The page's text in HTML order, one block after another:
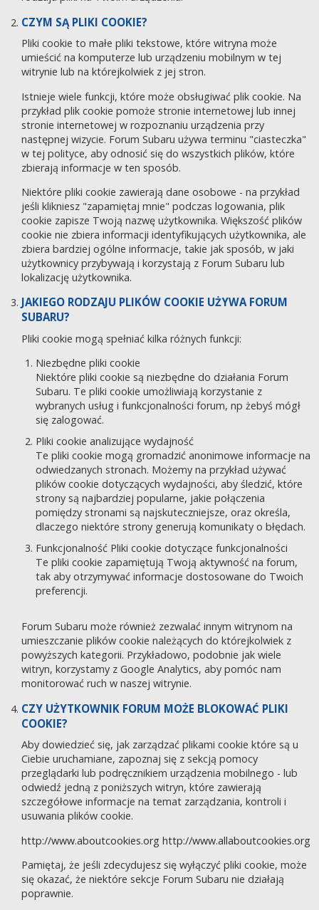
CZYM SĄ PLIKI COOKIE?
Pliki cookie to małe pliki tekstowe, które witryna może
umieścić na komputerze lub urządzeniu mobilnym w tej
witrynie lub na którejkolwiek z jej stron.
Istnieje wiele funkcji, które może obsługiwać plik cookie. Na
przykład plik cookie pomoże stronie internetowej lub innej
stronie internetowej w rozpoznaniu urządzenia przy
następnej wizycie. Forum Subaru używa terminu "ciasteczka"
w tej polityce, aby odnosić się do wszystkich plików, które
zbierają informacje w ten sposób.
Niektóre pliki cookie zawierają dane osobowe - na przykład
jeśli klikniesz "zapamiętaj mnie" podczas logowania, plik
cookie zapisze Twoją nazwę użytkownika. Większość plików
cookie nie zbiera informacji identyfikujących użytkownika, ale
zbiera bardziej ogólne informacje, takie jak sposób, w jaki
użytkownicy przybywają i korzystają z Forum Subaru lub
lokalizację użytkownika.
JAKIEGO RODZAJU PLIKÓW COOKIE UŻYWA FORUM
SUBARU?
Pliki cookie mogą spełniać kilka różnych funkcji:
Niezbędne pliki cookie
Niektóre pliki cookie są niezbędne do działania Forum
Subaru. Te pliki cookie umożliwiają korzystanie z
wybranych usług i funkcjonalności forum, np żebyś mógł
się zalogować.
Pliki cookie analizujące wydajność
Te pliki cookie mogą gromadzić anonimowe informacje na
odwiedzanych stronach. Możemy na przykład używać
plików cookie dotyczących wydajności, aby śledzić, które
strony są najbardziej popularne, jakie połączenia
pomiędzy stronami są najskuteczniejsze, oraz określa,
dlaczego niektóre strony generują komunikaty o błędach.
Funkcjonalność Pliki cookie dotyczące funkcjonalności
Te pliki cookie zapamiętują Twoją aktywność na forum,
tak aby otrzymywać informacje dostosowane do Twoich
preferencji.
Forum Subaru może również zezwalać innym witrynom na
umieszczanie plików cookie należących do którejkolwiek z
powyższych kategorii. Przykładowo, podobnie jak wiele
witryn, korzystamy z Google Analytics, aby pomóc nam
monitorować ruch w naszej witrynie.
CZY UŻYTKOWNIK FORUM MOŻE BLOKOWAĆ PLIKI
COOKIE?
Aby dowiedzieć się, jak zarządzać plikami cookie które są u
Ciebie uruchamiane, zapoznaj się z sekcją pomocy
przeglądarki lub podręcznikiem urządzenia mobilnego - lub
odwiedź jedną z poniższych witryn, które zawierają
szczegółowe informacje na temat zarządzania, kontroli i
usuwania plików cookie.
http://www.aboutcookies.org http://www.allaboutcookies.org
Pamiętaj, że jeśli zdecydujesz się wyłączyć pliki cookie, może
się okazać, że niektóre sekcje Forum Subaru nie działają
poprawnie.